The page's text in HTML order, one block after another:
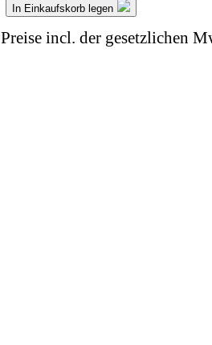
In Einkaufskorb legen
Preise incl. der gesetzlichen